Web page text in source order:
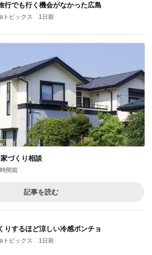
づくり相談
りするほど涼しい冷感ポンチョ
トピックス 1日前
ソフトに悩む息子の姿勢
トピックス 1日前
トピックス 1日前